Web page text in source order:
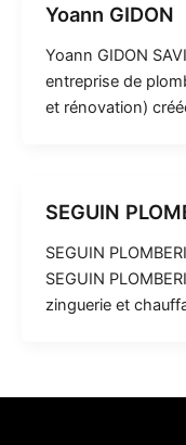
Yoann GIDON
Yoann GIDON
entreprise de
et rénovation)
SEGUIN
SEGUIN
SEGUIN
zinguerie et